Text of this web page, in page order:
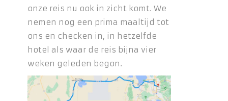
onze reis nu ook in zicht komt. We
nemen nog een prima maaltijd tot
ons en checken in, in hetzelfde
hotel als waar de reis bijna vier
weken geleden begon.